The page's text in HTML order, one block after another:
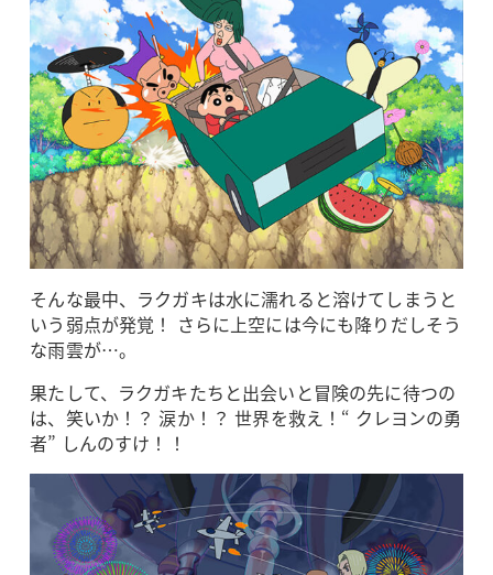
そんな最中、ラクガキは水に濡れると溶けてしまうと
いう弱点が発覚！ さらに上空には今にも降りだしそう
な雨雲が…。
果たして、ラクガキたちと出会いと冒険の先に待つの
は、笑いか！？ 涙か！？ 世界を救え！“ クレヨンの勇
者” しんのすけ！！